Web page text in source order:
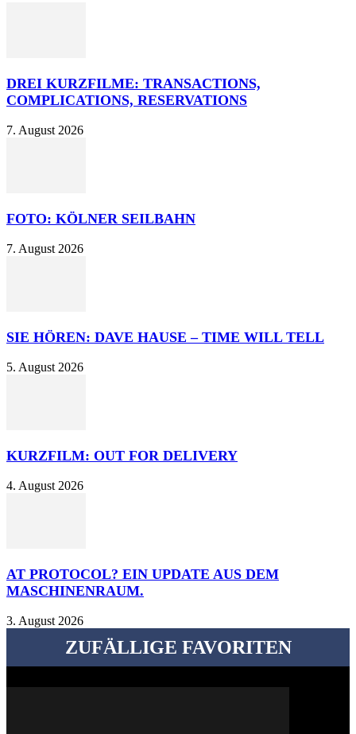
DREI KURZFILME: TRANSACTIONS,
COMPLICATIONS, RESERVATIONS
7. August 2026
FOTO: KÖLNER SEILBAHN
7. August 2026
SIE HÖREN: DAVE HAUSE – TIME WILL TELL
5. August 2026
KURZFILM: OUT FOR DELIVERY
4. August 2026
AT PROTOCOL? EIN UPDATE AUS DEM
MASCHINENRAUM.
3. August 2026
ZUFÄLLIGE FAVORITEN